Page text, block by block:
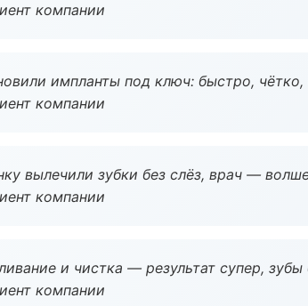
компании
импланты под ключ: быстро, чётко,
компании
вылечили зубки без слёз, врач —
компании
и чистка — результат супер,
компании